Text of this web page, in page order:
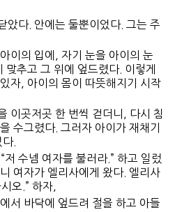
았다. 안에는 둘뿐이었다. 그는 주
이의 입에, 자기 눈을 아이의 눈
맞추고 그 위에 엎드렸다. 이렇게
자, 아이의 몸이 따뜻해지기 시작
이곳저곳 한 번씩 걷더니, 다시 침
수그렸다. 그러자 아이가 재채기
.
저 수넴 여자를 불러라.” 하고 일렀
여자가 엘리사에게 왔다. 엘리사
오.” 하자,
서 바닥에 엎드려 절을 하고 아들